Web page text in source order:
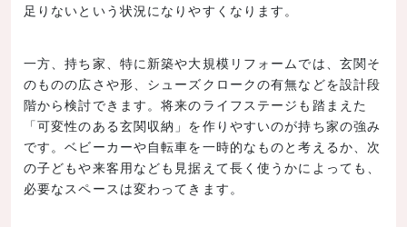
足りないという状況になりやすくなります。
一方、持ち家、特に新築や大規模リフォームでは、玄関そ
のものの広さや形、シューズクロークの有無などを設計段
階から検討できます。将来のライフステージも踏まえた
「可変性のある玄関収納」を作りやすいのが持ち家の強み
です。ベビーカーや自転車を一時的なものと考えるか、次
の子どもや来客用なども見据えて長く使うかによっても、
必要なスペースは変わってきます。